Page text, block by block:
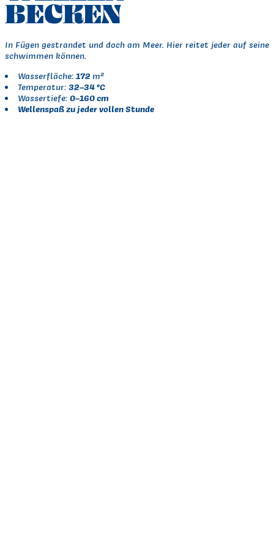
BECKEN
In Fügen gestrandet und doch am Meer. Hier reitet jeder auf
schwimmen können.
Wasserfläche: 172 m²
Temperatur: 32–34 °C
Wassertiefe: 0–160 cm
Wellenspaß zu jeder vollen Stunde